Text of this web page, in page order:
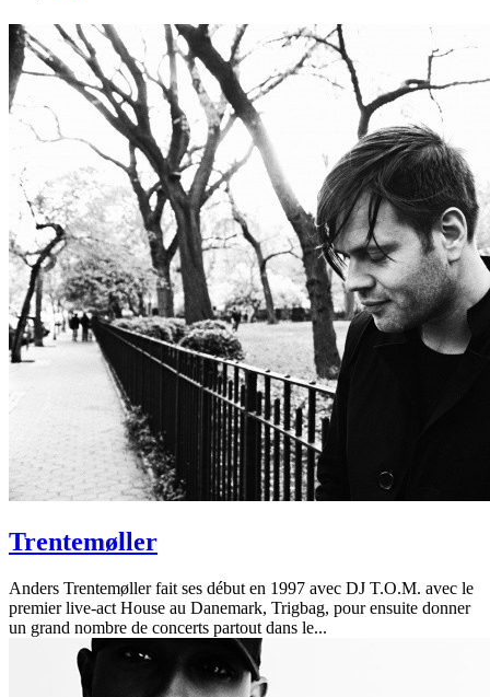
Trentemøller
Anders Trentemøller fait ses début en 1997 avec DJ T.O.M. avec le
premier live-act House au Danemark, Trigbag, pour ensuite donner
un grand nombre de concerts partout dans le...